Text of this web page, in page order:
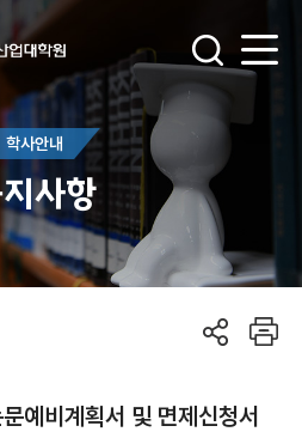
학사안내
사항
예비계획서 및 면제신청서